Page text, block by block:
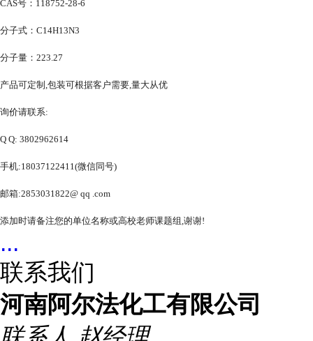
CAS号：118752-28-6
分子式：C14H13N3
分子量：223.27
产品可定制,包装可根据客户需要,量大从优
询价请联系:
Q Q: 3802962614
手机:18037122411(微信同号)
邮箱:2853031822@ qq .com
添加时请备注您的单位名称或高校老师课题组,谢谢!
...
联系我们
河南阿尔法化工有限公司